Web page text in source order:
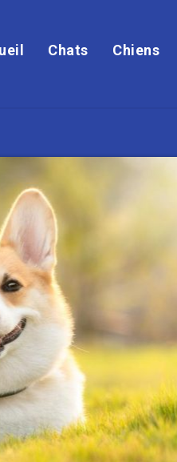
Chats Chiens